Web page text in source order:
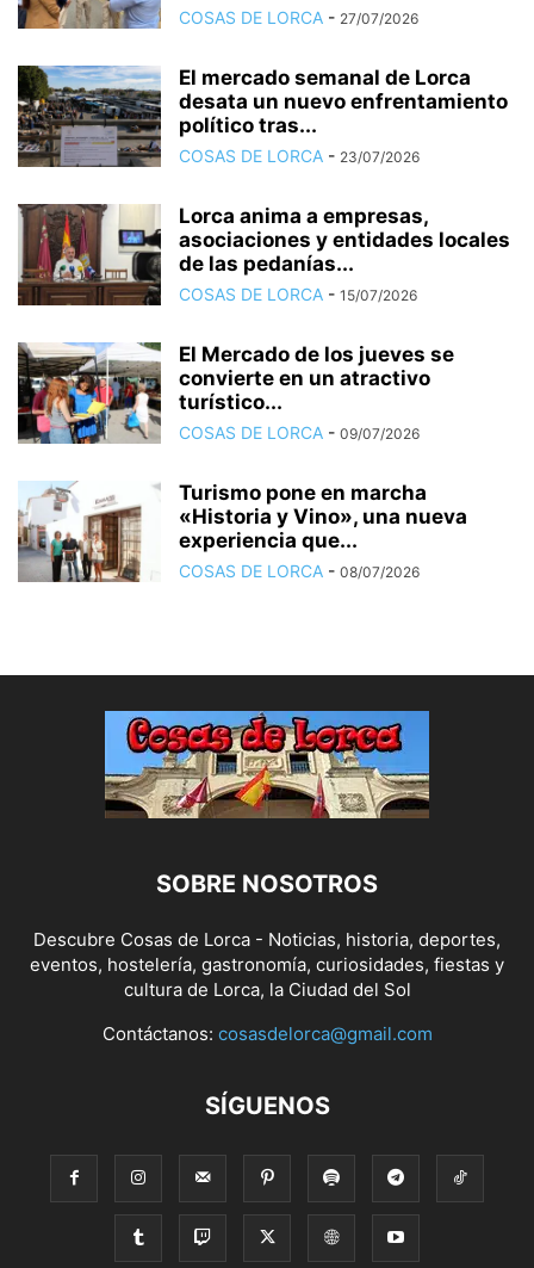
COSAS DE LORCA - 27/07/2026
El mercado semanal de Lorca
desata un nuevo enfrentamiento
político tras...
COSAS DE LORCA - 23/07/2026
Lorca anima a empresas,
asociaciones y entidades locales
de las pedanías...
COSAS DE LORCA - 15/07/2026
El Mercado de los jueves se
convierte en un atractivo
turístico...
COSAS DE LORCA - 09/07/2026
Turismo pone en marcha
«Historia y Vino», una nueva
experiencia que...
COSAS DE LORCA - 08/07/2026
SOBRE NOSOTROS
Descubre Cosas de Lorca - Noticias, historia, deportes,
eventos, hostelería, gastronomía, curiosidades, fiestas y
cultura de Lorca, la Ciudad del Sol
Contáctanos: cosasdelorca@gmail.com
SÍGUENOS